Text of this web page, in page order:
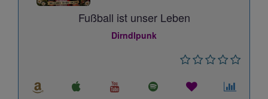
Fußball ist unser Leben
Dirndlpunk